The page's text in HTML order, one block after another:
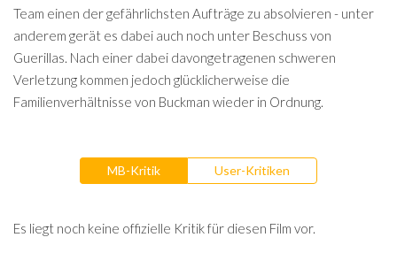
Team einen der gefährlichsten Aufträge zu absolvieren - unter
anderem gerät es dabei auch noch unter Beschuss von
Guerillas. Nach einer dabei davongetragenen schweren
Verletzung kommen jedoch glücklicherweise die
Familienverhältnisse von Buckman wieder in Ordnung.
MB-Kritik User-Kritiken
Es liegt noch keine offizielle Kritik für diesen Film vor.